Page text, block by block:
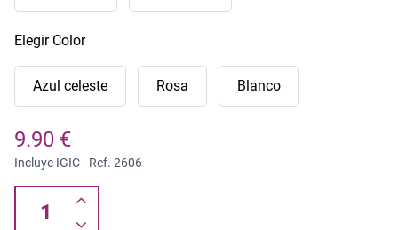
Elegir Color
Azul celeste Rosa Blanco
9.90 €
Incluye IGIC - Ref. 2606